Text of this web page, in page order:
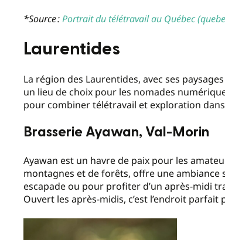
*Source :Portrait du télétravail au Québec
Laurentides
La région des Laurentides, avec ses
un lieu de choix pour les nomades
pour combiner télétravail et exploration
Brasserie Ayawan, Val-Morin
Ayawan est un havre de paix pour les
montagnes et de forêts, offre une ambiance
escapade ou pour profiter d’un après-midi
Ouvert les après-midis, c’est l’endroit